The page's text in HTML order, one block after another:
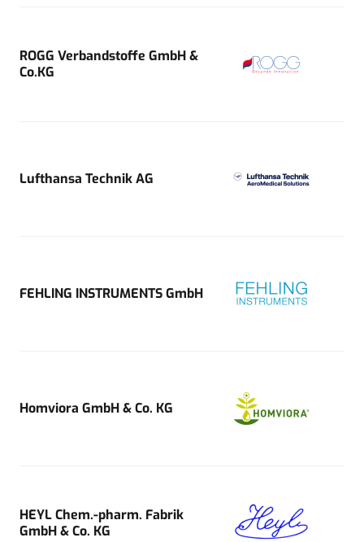
ROGG Verbandstoffe GmbH &
Co.KG
Lufthansa Technik AG
FEHLING INSTRUMENTS GmbH
Homviora GmbH & Co. KG
HEYL Chem.-pharm. Fabrik
GmbH & Co. KG